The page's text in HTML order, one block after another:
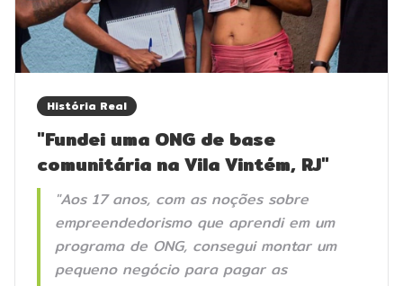
História Real
"Fundei uma ONG de base
comunitária na Vila Vintém, RJ"
"Aos 17 anos, com as noções sobre
empreendedorismo que aprendi em um
programa de ONG, consegui montar um
pequeno negócio para pagar as